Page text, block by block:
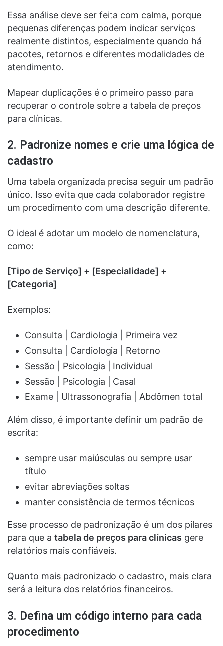
Essa análise deve ser feita com calma, porque
pequenas diferenças podem indicar serviços
realmente distintos, especialmente quando há
pacotes, retornos e diferentes modalidades de
atendimento.
Mapear duplicações é o primeiro passo para
recuperar o controle sobre a tabela de preços
para clínicas.
2. Padronize nomes e crie uma lógica de
cadastro
Uma tabela organizada precisa seguir um padrão
único. Isso evita que cada colaborador registre
um procedimento com uma descrição diferente.
O ideal é adotar um modelo de nomenclatura,
como:
[Tipo de Serviço] + [Especialidade] +
[Categoria]
Exemplos:
Consulta | Cardiologia | Primeira vez
Consulta | Cardiologia | Retorno
Sessão | Psicologia | Individual
Sessão | Psicologia | Casal
Exame | Ultrassonografia | Abdômen total
Além disso, é importante definir um padrão de
escrita:
sempre usar maiúsculas ou sempre usar
título
evitar abreviações soltas
manter consistência de termos técnicos
Esse processo de padronização é um dos pilares
para que a tabela de preços para clínicas gere
relatórios mais confiáveis.
Quanto mais padronizado o cadastro, mais clara
será a leitura dos relatórios financeiros.
3. Defina um código interno para cada
procedimento